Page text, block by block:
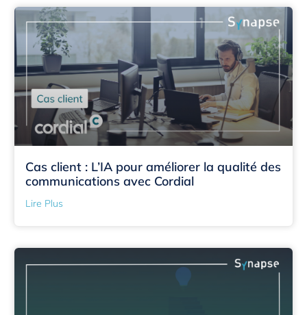
Cas client : L’IA pour améliorer la qualité des
communications avec Cordial
Lire Plus